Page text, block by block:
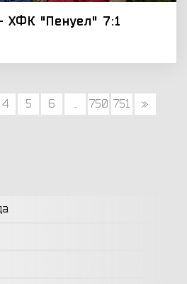
ХФК "Пенуел" 7:1
4 5 6 ... 750 751 »